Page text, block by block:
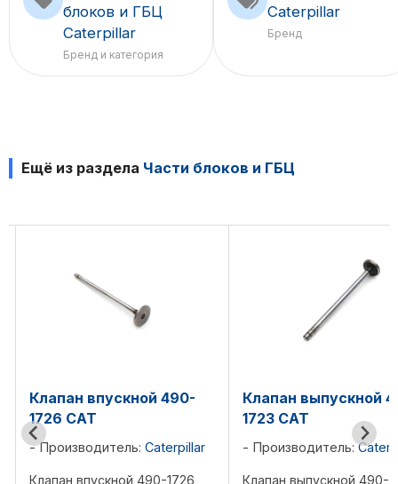
блоков и ГБЦ
Caterpillar
Бренд и категория
Caterpillar
Бренд
Ещё из раздела Части блоков и ГБЦ
впускной 490-
CAT
Производитель:Caterpillar
впускной 490-1726
Клапан выпускной 490-
1723 CAT
Производитель:Caterpillar
Клапан выпускной 490-1723